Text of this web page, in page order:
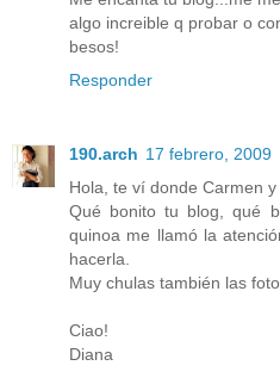
algo increible q probar o
besos!
Responder
190.arch 17 febrero, 2009
Hola, te ví donde Carmen
Qué bonito tu blog, qué
quinoa me llamó la
hacerla.
Muy chulas también las
Ciao!
Diana